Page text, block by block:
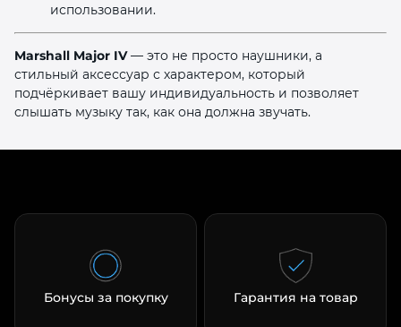
использовании.
Marshall Major IV— это не просто наушники, а
стильный аксессуар с характером, который
подчёркивает вашу индивидуальность и позволяет
слышать музыку так, как она должна звучать.
Бонусы за покупку Гарантия на товар